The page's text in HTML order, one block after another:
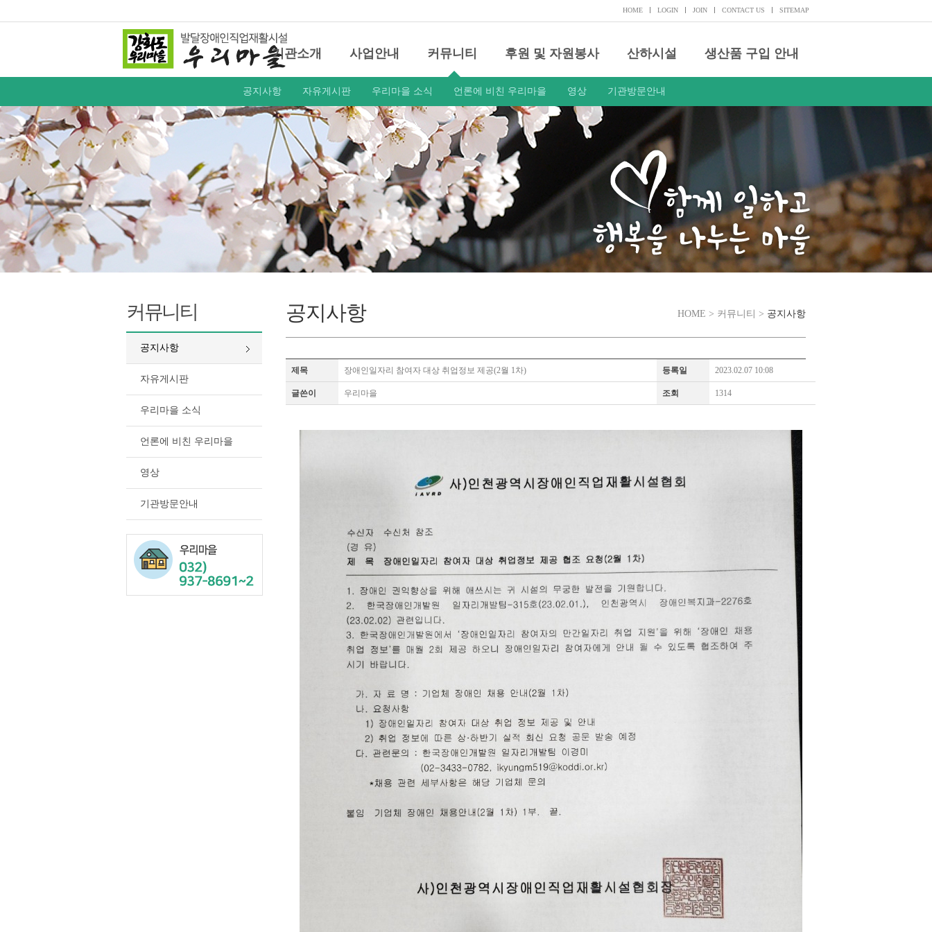
HOME LOGIN JOIN CONTACT US SITEMAP
기관소개 사업안내 커뮤니티 후원 및 자원봉사 산하시설 생산품 구입 안내
공지사항 자유게시판 우리마을 소식 언론에 비친 우리마을 영상 기관방문안내
커뮤니티
공지사항
자유게시판
우리마을 소식
언론에 비친 우리마을
영상
기관방문안내
공지사항 HOME > 커뮤니티 > 공지사항
제목 장애인일자리 참여자 대상 취업정보 제공(2월 1차) 등록일 2023.02.07 10:08
글쓴이 우리마을 조회 1314